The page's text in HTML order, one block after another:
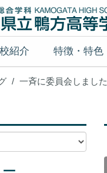
紹介 特徴・特色
一斉に委員会しました